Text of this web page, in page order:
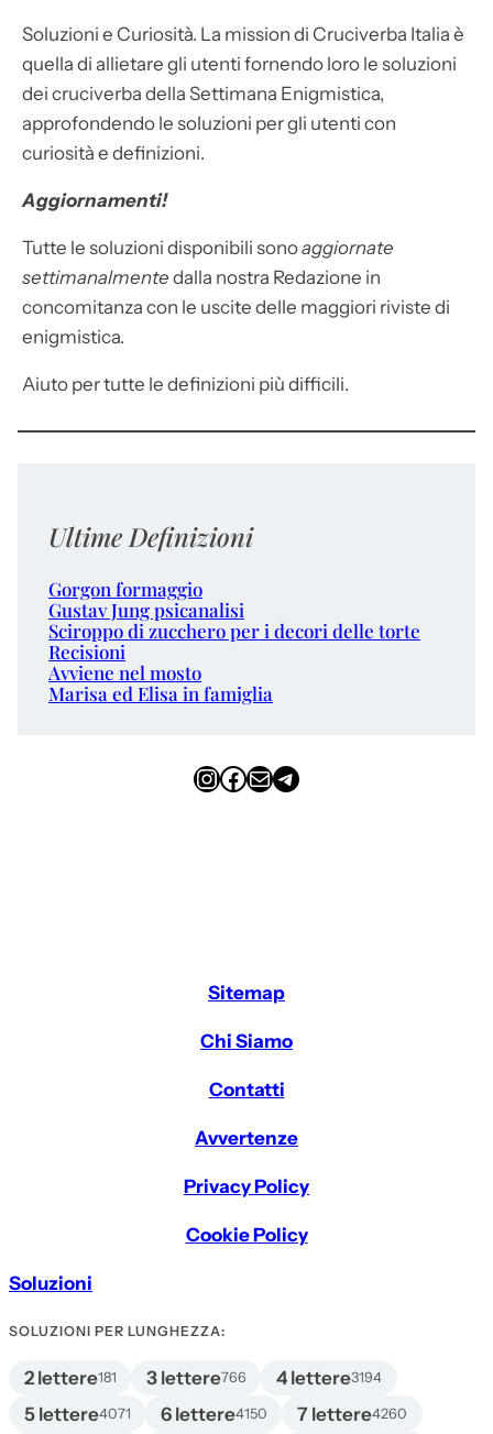
Soluzioni e Curiosità. La mission di Cruciverba Italia è
quella di allietare gli utenti fornendo loro le soluzioni
dei cruciverba della Settimana Enigmistica,
approfondendo le soluzioni per gli utenti con
curiosità e definizioni.
Aggiornamenti!
Tutte le soluzioni disponibili sonoaggiornate
settimanalmente dalla nostra Redazione in
concomitanza con le uscite delle maggiori riviste di
enigmistica.
Aiuto per tutte le definizioni più difficili.
Ultime Definizioni
Gorgon formaggio
Gustav Jung psicanalisi
Sciroppo di zucchero per i decori delle torte
Recisioni
Avviene nel mosto
Marisa ed Elisa in famiglia
InstagramFacebook Email Telegram
Sitemap
Chi Siamo
Contatti
Avvertenze
Privacy Policy
Cookie Policy
Soluzioni
SOLUZIONI PER LUNGHEZZA:
2 lettere181 3 lettere766 4 lettere3194
5 lettere4071 6 lettere4150 7 lettere4260